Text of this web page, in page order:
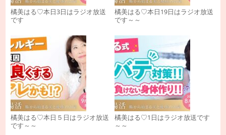
橘美はる♡本日3日はラジオ放送
です
橘美はる♡本日19日はラジオ放送
です～～
橘美はる♡本日５日はラジオ放送
です～～
橘美はる♡1日はラジオ放送です
～～